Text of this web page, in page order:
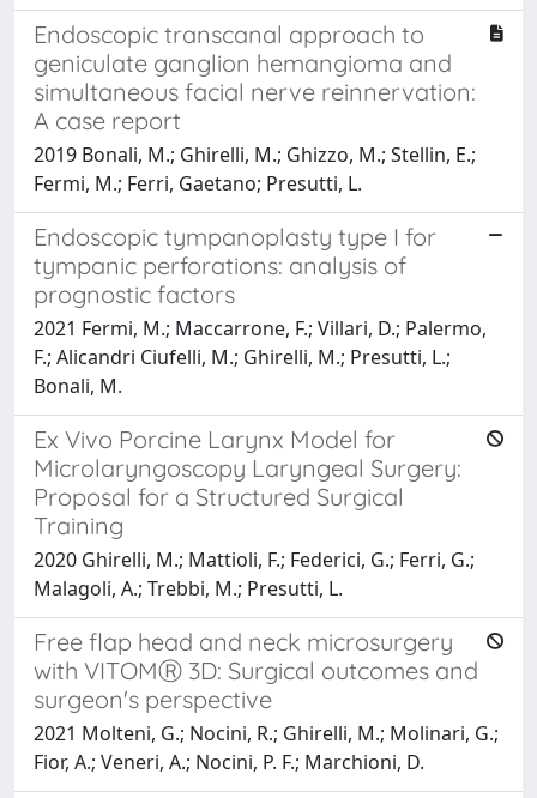
Endoscopic transcanal approach to
geniculate ganglion hemangioma and
simultaneous facial nerve reinnervation:
A case report
2019 Bonali, M.; Ghirelli, M.; Ghizzo, M.; Stellin, E.;
Fermi, M.; Ferri, Gaetano; Presutti, L.
Endoscopic tympanoplasty type I for
tympanic perforations: analysis of
prognostic factors
2021 Fermi, M.; Maccarrone, F.; Villari, D.; Palermo,
F.; Alicandri Ciufelli, M.; Ghirelli, M.; Presutti, L.;
Bonali, M.
Ex Vivo Porcine Larynx Model for
Microlaryngoscopy Laryngeal Surgery:
Proposal for a Structured Surgical
Training
2020 Ghirelli, M.; Mattioli, F.; Federici, G.; Ferri, G.;
Malagoli, A.; Trebbi, M.; Presutti, L.
Free flap head and neck microsurgery
with VITOMⓇ 3D: Surgical outcomes and
surgeon's perspective
2021 Molteni, G.; Nocini, R.; Ghirelli, M.; Molinari, G.;
Fior, A.; Veneri, A.; Nocini, P. F.; Marchioni, D.